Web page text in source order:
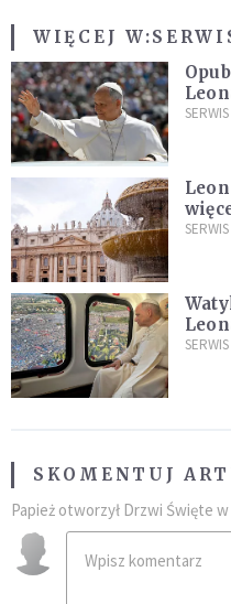
WIĘCEJ W:
ją na
SKOMENTUJ
Papież otworzył Drzwi Święte